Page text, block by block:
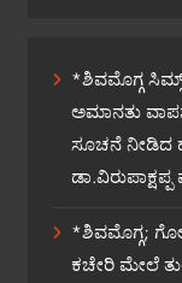
*ಶಿವಮೊಗ್ಗ
ಅಮಾನತು
ಸೂಚನೆ ನೀಡಿದ
*ಶಿವಮೊಗ್ಗ;
ಕಚೇರಿ ಮೇಲೆ